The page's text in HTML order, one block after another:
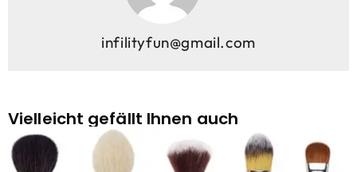
infilityfun@gmail.com
Vielleicht gefällt Ihnen auch